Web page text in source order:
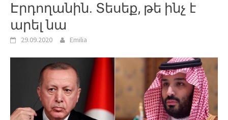
Էրդողանին. Տեսեք, թե ինչ է
արել նա
29.09.2020 Emilia